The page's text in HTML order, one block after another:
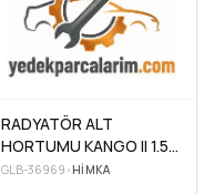
RADYATÖR ALT
HORTUMU KANGO II 1.5
D
GLB-36969 •HIMKA